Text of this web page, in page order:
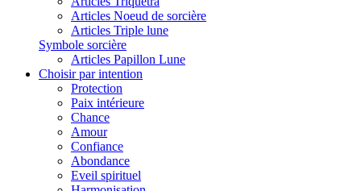
Articles Noeud de sorcière
Articles Triple lune
Symbole sorcière
Articles Papillon Lune
Choisir par intention
Protection
Paix intérieure
Chance
Amour
Confiance
Abondance
Eveil spirituel